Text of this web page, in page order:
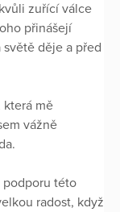
zuřící válce
přinášejí
děje a před
která mě
vážně
podporu této
radost, když